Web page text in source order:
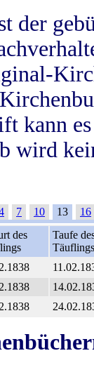
der
kann
wird
7 10 13
16
des
Taufe
Täuflings